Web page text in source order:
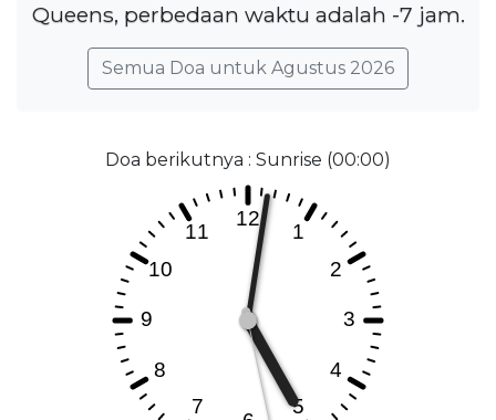
Queens, perbedaan waktu adalah -7 jam.
Semua Doa untuk Agustus 2026
Doa berikutnya : Sunrise (00:00)